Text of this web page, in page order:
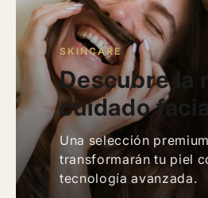
SKINCARE
Descubre la
cuidado facial
Una selección
transformarán tu piel
tecnología avanzada.